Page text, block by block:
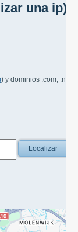
una ip)
) y dominios .com, .net,
Localizar